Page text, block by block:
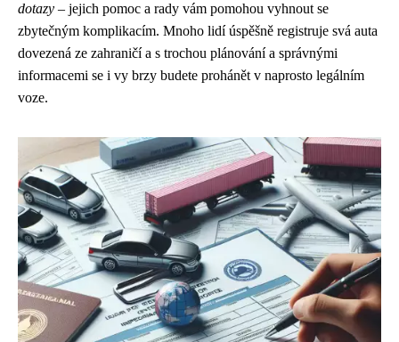
dotazy – jejich pomoc a rady vám pomohou vyhnout se
zbytečným komplikacím. Mnoho lidí úspěšně registruje svá auta
dovezená ze zahraničí a s trochou plánování a správnými
informacemi se i vy brzy budete prohánět v naprosto legálním
voze.